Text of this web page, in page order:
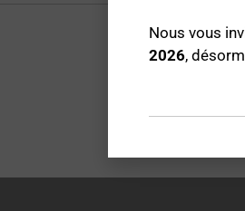
Nous vous
2026,